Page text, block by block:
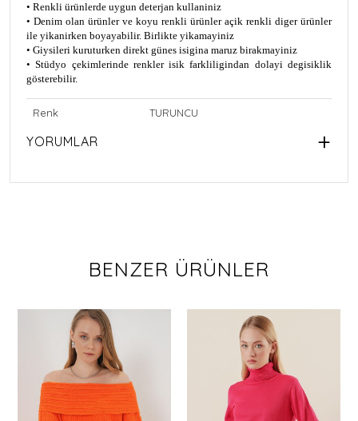
• Renkli ürünlerde uygun deterjan kullaniniz
• Denim olan ürünler ve koyu renkli ürünler açik renkli diger ürünler
ile yikanirken boyayabilir. Birlikte yikamayiniz
• Giysileri kuruturken direkt günes isigina maruz birakmayiniz
• Stüdyo çekimlerinde renkler isik farkliligindan dolayi degisiklik
gösterebilir.
Renk TURUNCU
YORUMLAR
BENZER ÜRÜNLER